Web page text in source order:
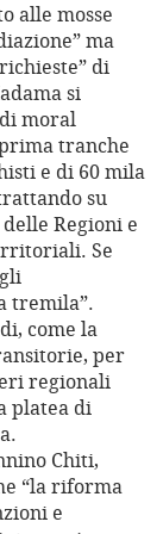
alle mosse
ma
di
si
moral
tranche
e di 60 mila
su
Regioni e
Se
tremila”.
come la
per
regionali
platea di
Chiti,
“la riforma
e